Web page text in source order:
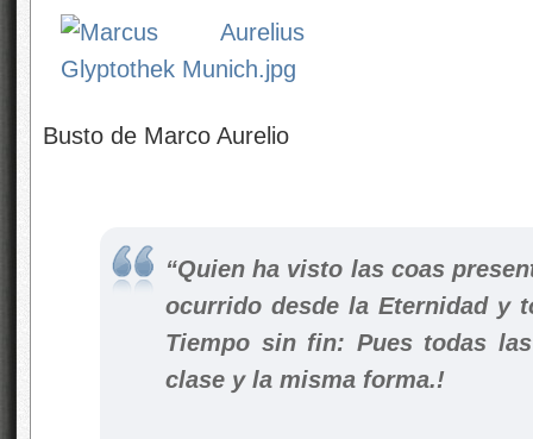
Busto de Marco Aurelio
“Quien ha visto las coas
ocurrido desde la Eternidad y
Tiempo sin fin: Pues todas
clase y la misma forma.!